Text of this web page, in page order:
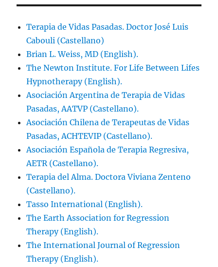
Terapia de Vidas Pasadas. Doctor José Luis
Cabouli (Castellano)
Brian L. Weiss, MD (English).
The Newton Institute. For Life Between Lifes
Hypnotherapy (English).
Asociación Argentina de Terapia de Vidas
Pasadas, AATVP (Castellano).
Asociación Chilena de Terapeutas de Vidas
Pasadas, ACHTEVIP (Castellano).
Asociación Española de Terapia Regresiva,
AETR (Castellano).
Terapia del Alma. Doctora Viviana Zenteno
(Castellano).
Tasso International (English).
The Earth Association for Regression
Therapy (English).
The International Journal of Regression
Therapy (English).